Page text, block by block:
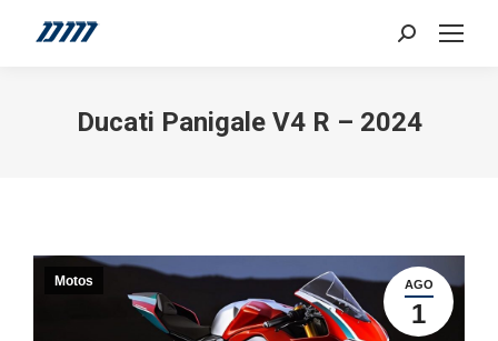
Search:
Ducati Panigale V4 R – 2024
AGO
1
Motos